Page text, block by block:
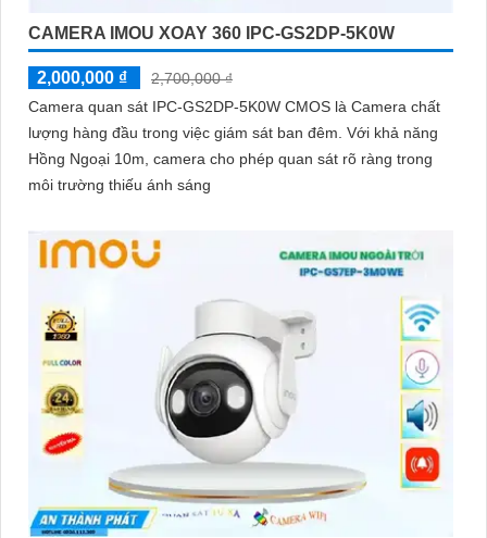
CAMERA IMOU XOAY 360 IPC-GS2DP-5K0W
2,000,000 ₫
2,700,000 ₫
Camera quan sát IPC-GS2DP-5K0W CMOS là Camera chất
lượng hàng đầu trong việc giám sát ban đêm. Với khả năng
Hồng Ngoại 10m, camera cho phép quan sát rõ ràng trong
môi trường thiếu ánh sáng